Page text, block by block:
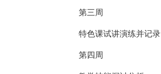
第三周
特色课试讲演练并记录
第四周